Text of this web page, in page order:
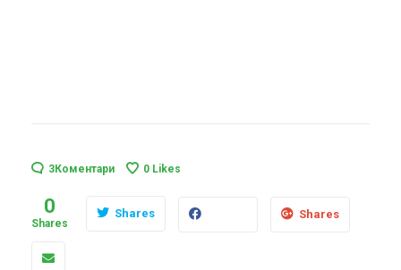
3Коментари 0 Likes
0
Shares
Shares Shares